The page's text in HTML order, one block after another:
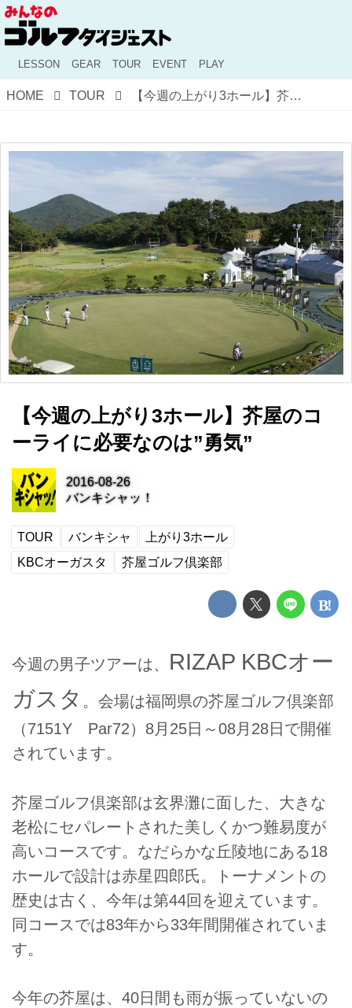
LESSON GEAR TOUR EVENT PLAY
HOME TOUR 【今週の上がり3ホール】芥屋のコーライに必要なのは”勇気”
【今週の上がり3ホール】芥屋のコ
ーライに必要なのは”勇気”
2016-08-26
バンキシャッ！
TOUR バンキシャ
上がり3ホール
KBCオーガスタ
芥屋ゴルフ倶楽部
今週の男子ツアーは、 RIZAP KBCオー
ガスタ 。会場は福岡県の芥屋ゴルフ倶楽部
（7151Y Par72）8月25日～08月28日で開催
されています。
芥屋ゴルフ倶楽部は玄界灘に面した、大きな
老松にセパレートされた美しくかつ難易度が
高いコースです。なだらかな丘陵地にある18
ホールで設計は赤星四郎氏。トーナメントの
歴史は古く、今年は第44回を迎えています。
同コースでは83年から33年間開催されていま
す。
今年の芥屋は、40日間も雨が振っていないの